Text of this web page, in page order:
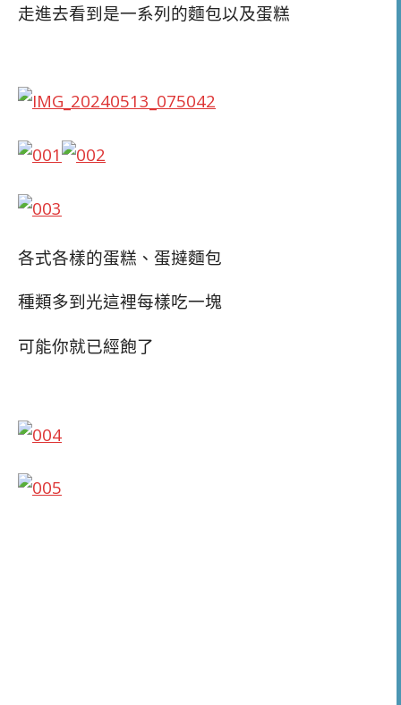
走進去看到是一系列的麵包以及蛋糕
各式各樣的蛋糕、蛋撻麵包
種類多到光這裡每樣吃一塊
可能你就已經飽了